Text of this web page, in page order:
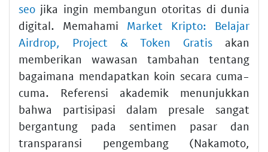
seo jika ingin membangun otoritas di dunia
digital. Memahami Market Kripto: Belajar
Airdrop, Project & Token Gratis akan
memberikan wawasan tambahan tentang
bagaimana mendapatkan koin secara cuma-
cuma. Referensi akademik menunjukkan
bahwa partisipasi dalam presale sangat
bergantung pada sentimen pasar dan
transparansi pengembang (Nakamoto,